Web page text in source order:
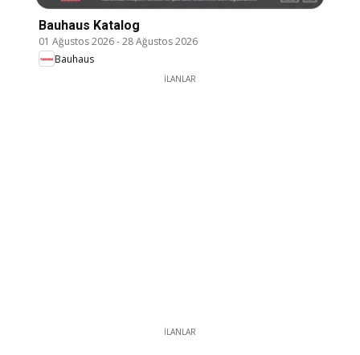
Bauhaus Katalog
01 Ağustos 2026-28 Ağustos 2026
Bauhaus
İLANLAR
İLANLAR